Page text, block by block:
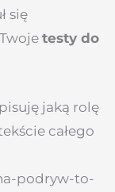
się
testy do
jaką rolę
całego
podryw-to-